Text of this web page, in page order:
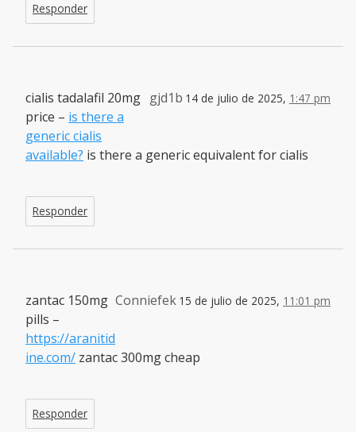
Responder
gjd1b 14 de julio de 2025, 1:47 pm
cialis tadalafil 20mg
price – is there a
generic cialis
available? is there a generic equivalent for cialis
Responder
Conniefek 15 de julio de 2025, 11:01 pm
zantac 150mg
pills –
https://aranitid
ine.com/ zantac 300mg cheap
Responder